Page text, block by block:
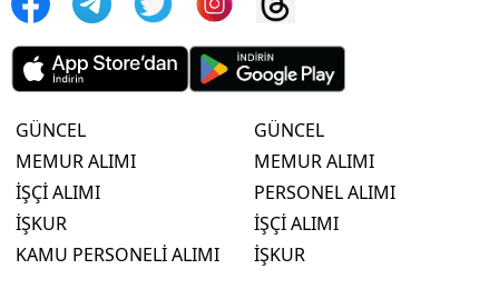
GÜNCEL
MEMUR ALIMI
İŞÇİ ALIMI
İŞKUR
KAMU PERSONELİ ALIMI
GÜNCEL
MEMUR ALIMI
PERSONEL ALIMI
İŞÇİ ALIMI
İŞKUR